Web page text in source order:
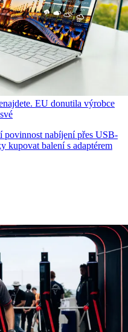
EU donutila výrobce
povinnost nabíjení přes USB-
kupovat balení s adaptérem